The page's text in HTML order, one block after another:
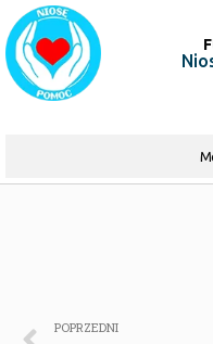
POPRZEDNI